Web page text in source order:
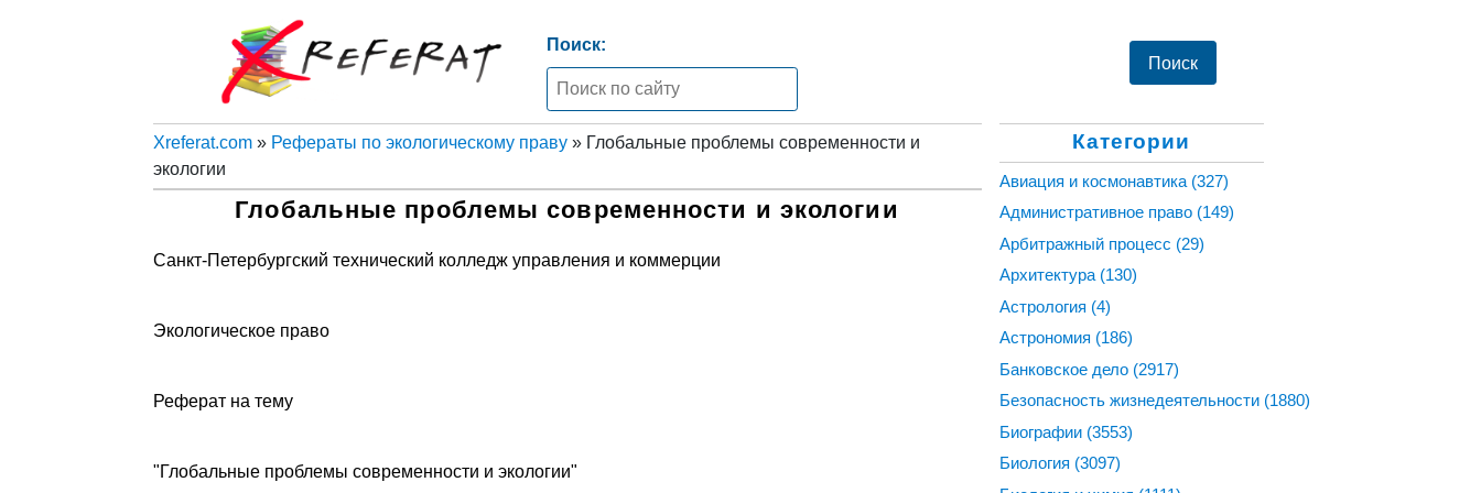
Поиск:
Xreferat.com» Рефераты по экологическому праву» Глобальные проблемы современности и
экологии
Глобальные проблемы современности и экологии
Санкт-Петербургский технический колледж управления и коммерции
Экологическое право
Реферат на тему
"Глобальные проблемы современности и экологии"
Категории
Авиация и космонавтика (327)
Административное право (149)
Арбитражный процесс (29)
Архитектура (130)
Астрология (4)
Астрономия (186)
Банковское дело (2917)
Безопасность жизнедеятельности (1880)
Биографии (3553)
Биология (3097)